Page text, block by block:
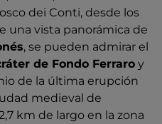
dei Conti, desde los
una vista panorámica de
, se pueden admirar el
de Fondo Ferraro y
de la última erupción
medieval de
km de largo en la zona